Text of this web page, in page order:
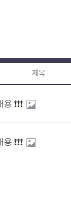
제목
❗❗❗
❗❗❗